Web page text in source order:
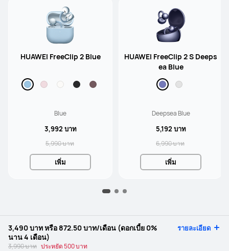
HUAWEI FreeClip 2 Blue
Blue
3,992 บาท
5,990 บาท
เพิ่ม
HUAWEI FreeClip 2 S Deeps
ea Blue
Deepsea Blue
5,192 บาท
6,990 บาท
เพิ่ม
3,490 บาทหรือ872.50 บาท/เดือน (ดอกเบี้ย 0%
นาน 4 เดือน)
รายละเอียด
3,990 บาท ประหยัด 500 บาท